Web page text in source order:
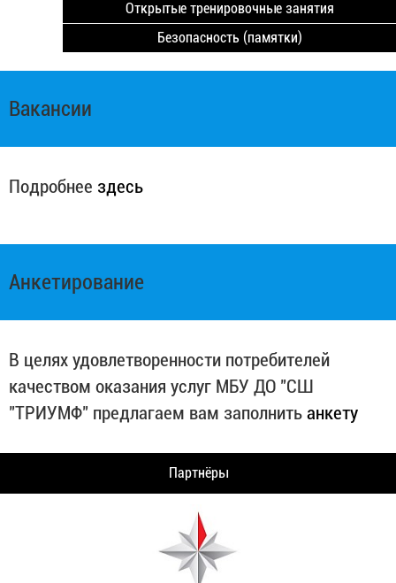
Открытые тренировочные занятия
Безопасность (памятки)
Вакансии
Подробнее здесь
Анкетирование
В целях удовлетворенности потребителей
качеством оказания услуг МБУ ДО "СШ
"ТРИУМФ" предлагаем вам заполнить анкету
Партнёры